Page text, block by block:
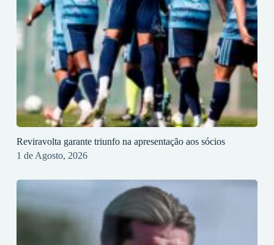
Reviravolta garante triunfo na apresentação aos sócios
1 de Agosto, 2026